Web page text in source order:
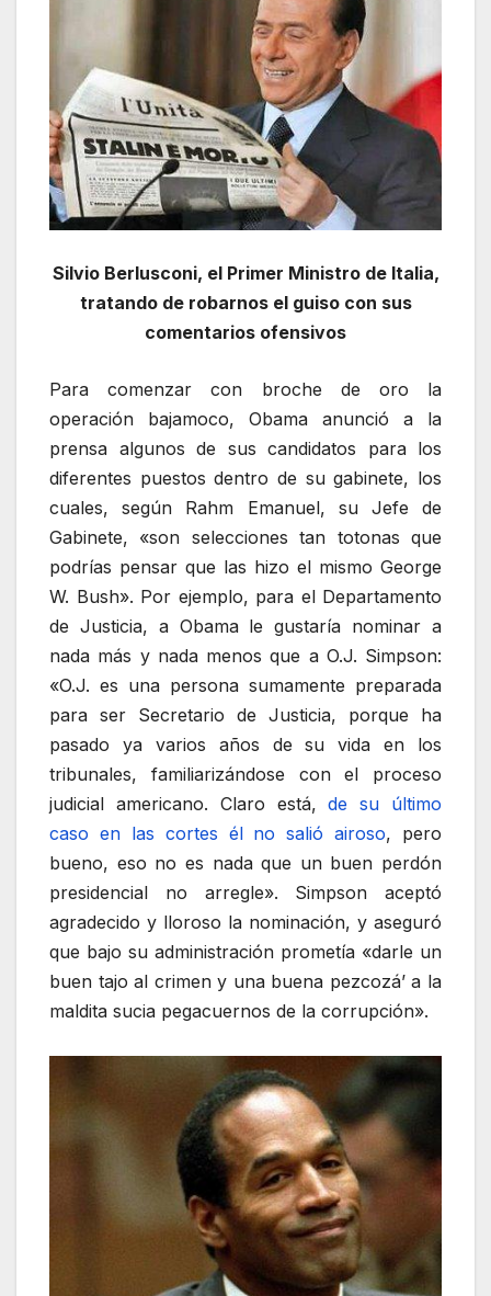
Silvio Berlusconi, el Primer Ministro de Italia,
tratando de robarnos el guiso con sus
comentarios ofensivos
Para comenzar con broche de oro la
operación bajamoco, Obama anunció a la
prensa algunos de sus candidatos para los
diferentes puestos dentro de su gabinete, los
cuales, según Rahm Emanuel, su Jefe de
Gabinete, «son selecciones tan totonas que
podrías pensar que las hizo el mismo George
W. Bush». Por ejemplo, para el Departamento
de Justicia, a Obama le gustaría nominar a
nada más y nada menos que a O.J. Simpson:
«O.J. es una persona sumamente preparada
para ser Secretario de Justicia, porque ha
pasado ya varios años de su vida en los
tribunales, familiarizándose con el proceso
judicial americano. Claro está,de su último
caso en las cortes él no salió airoso, pero
bueno, eso no es nada que un buen perdón
presidencial no arregle». Simpson aceptó
agradecido y lloroso la nominación, y aseguró
que bajo su administración prometía «darle un
buen tajo al crimen y una buena pezcozá’ a la
maldita sucia pegacuernos de la corrupción».